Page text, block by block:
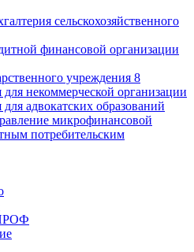
сельскохозяйственного
финансовой организации
учреждения 8
некоммерческой организации
адвокатских образований
микрофинансовой
потребительским